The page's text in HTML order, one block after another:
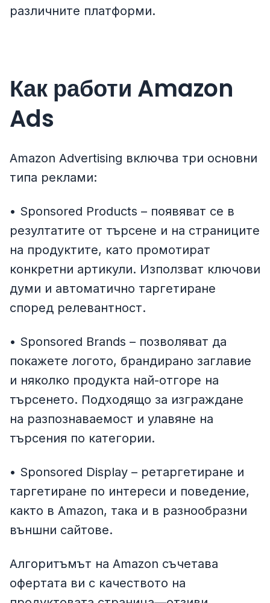
различните платформи.
Как работи Amazon
Ads
Amazon Advertising включва три основни
типа реклами:
• Sponsored Products – появяват се в
резултатите от търсене и на страниците
на продуктите, като промотират
конкретни артикули. Използват ключови
думи и автоматично таргетиране
според релевантност.
• Sponsored Brands – позволяват да
покажете логото, брандирано заглавие
и няколко продукта най-отгоре на
търсенето. Подходящо за изграждане
на разпознаваемост и улавяне на
търсения по категории.
• Sponsored Display – ретаргетиране и
таргетиране по интереси и поведение,
както в Amazon, така и в разнообразни
външни сайтове.
Алгоритъмът на Amazon съчетава
офертата ви с качеството на